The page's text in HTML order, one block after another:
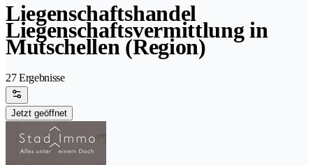
Liegenschaftshandel
Liegenschaftsvermittlung in
Mutschellen (Region)
27 Ergebnisse
Jetzt geöffnet